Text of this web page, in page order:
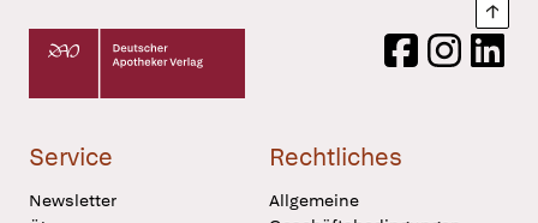
Deutscher Apotheker Verlag Logo
FacebookInstagram
Service
Newsletter
Rechtliches
Allgemeine